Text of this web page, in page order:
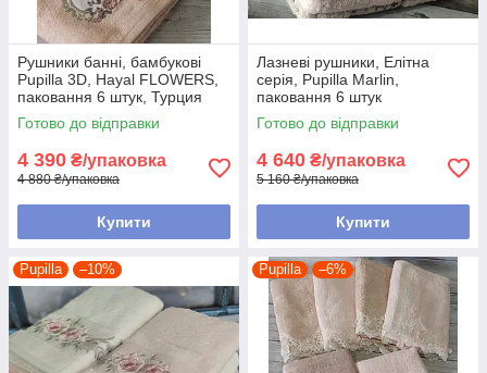
Рушники банні, бамбукові
Pupilla 3D, Hayal FLOWERS,
паковання 6 штук, Турция
Готово до відправки
4 390 ₴/упаковка
4 880 ₴/упаковка
Купити
Лазневі рушники, Елітна
серія, Pupilla Marlin,
паковання 6 штук
Готово до відправки
4 640 ₴/упаковка
5 160 ₴/упаковка
Купити
Pupilla –10% Pupilla –6%